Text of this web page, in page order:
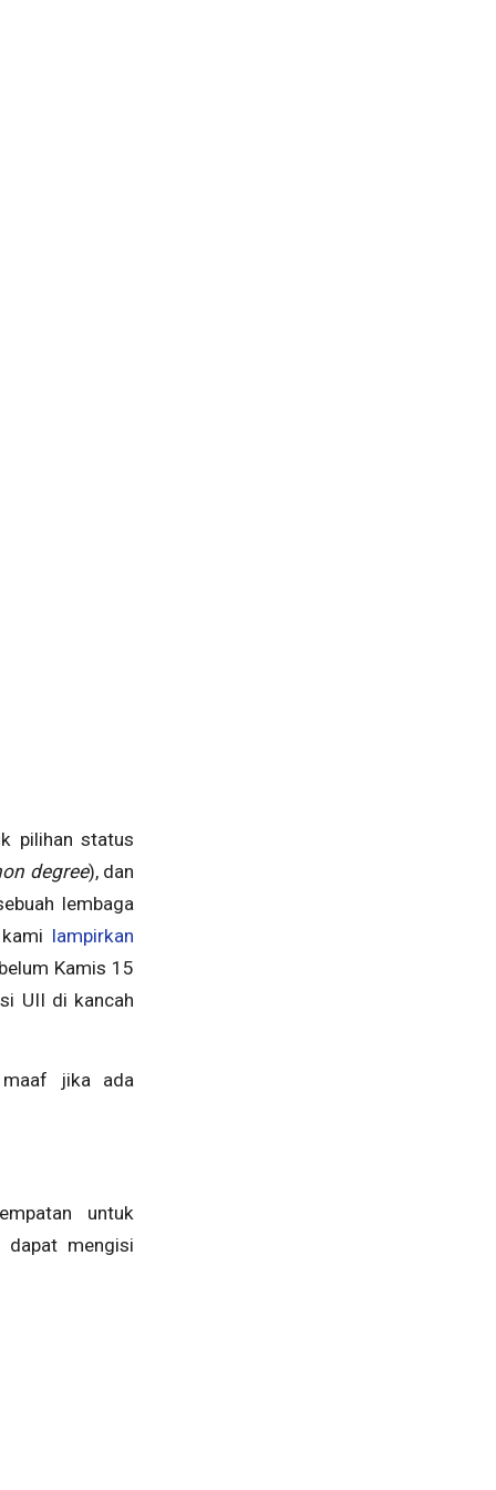
pilihan status
degree), dan
lembaga
lampirkan
Kamis 15
UII di kancah
maaf jika ada
untuk
dapat mengisi